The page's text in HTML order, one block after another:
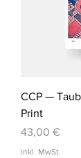
CCP —
Print
Preis
43,00 €
inkl. MwSt.